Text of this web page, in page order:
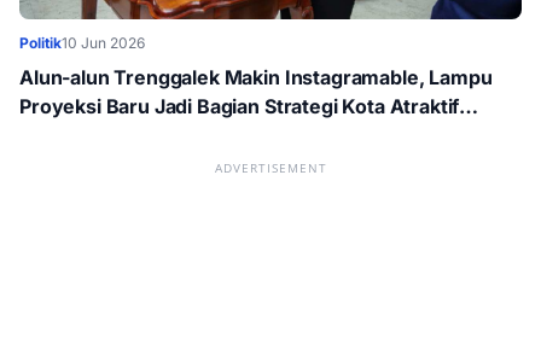
Politik10 Jun 2026
Alun-alun Trenggalek Makin Instagramable, Lampu
Proyeksi Baru Jadi Bagian Strategi Kota Atraktif
ADVERTISEMENT